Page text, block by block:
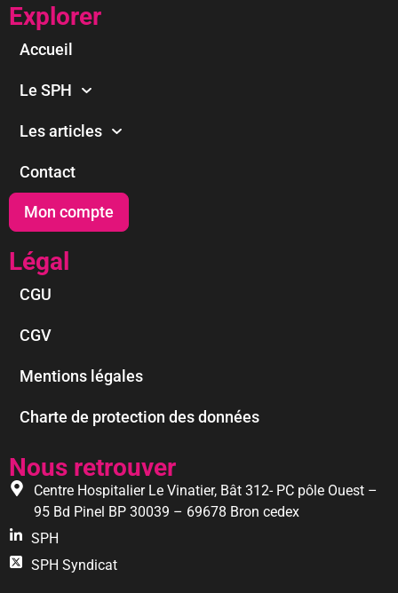
Explorer
Accueil
Le SPH
Les articles
Contact
Mon compte
Légal
CGU
CGV
Mentions légales
Charte de protection des données
Nous retrouver
Centre Hospitalier Le Vinatier, Bât 312- PC pôle Ouest –
95 Bd Pinel BP 30039 – 69678 Bron cedex
SPH
SPH Syndicat